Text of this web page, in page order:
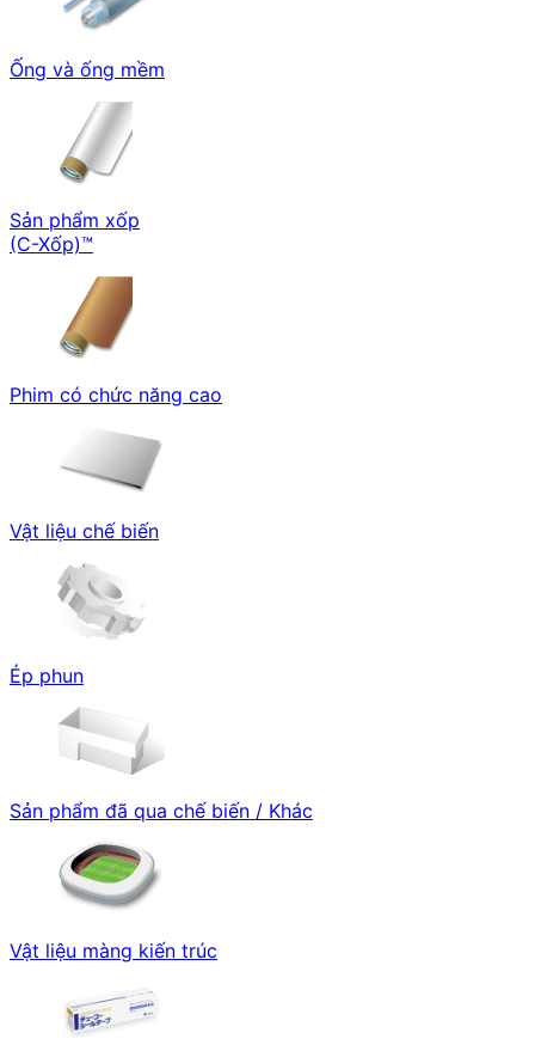
Ống và ống mềm
Sản phẩm xốp
(C-Xốp)™
Phim có chức năng cao
Vật liệu chế biến
Ép phun
Sản phẩm đã qua chế biến / Khác
Vật liệu màng kiến trúc